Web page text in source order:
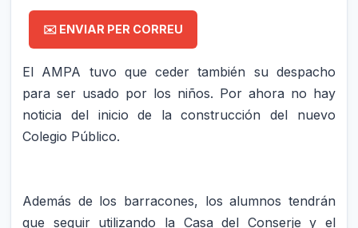
✉️ ENVIAR PER CORREU
El AMPA tuvo que ceder también su despacho
para ser usado por los niños. Por ahora no hay
noticia del inicio de la construcción del nuevo
Colegio Público.
Además de los barracones, los alumnos tendrán
que seguir utilizando la Casa del Conserje y el